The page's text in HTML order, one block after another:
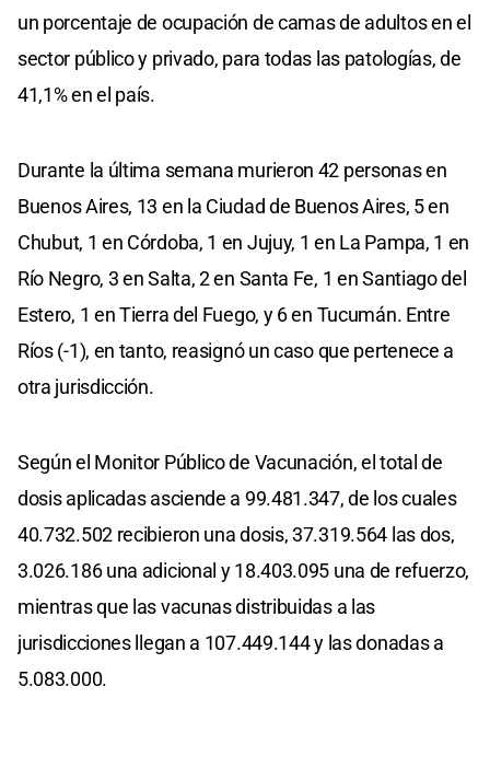
un porcentaje de ocupación de camas de adultos en el
sector público y privado, para todas las patologías, de
41,1% en el país.
Durante la última semana murieron 42 personas en
Buenos Aires, 13 en la Ciudad de Buenos Aires, 5 en
Chubut, 1 en Córdoba, 1 en Jujuy, 1 en La Pampa, 1 en
Río Negro, 3 en Salta, 2 en Santa Fe, 1 en Santiago del
Estero, 1 en Tierra del Fuego, y 6 en Tucumán. Entre
Ríos (-1), en tanto, reasignó un caso que pertenece a
otra jurisdicción.
Según el Monitor Público de Vacunación, el total de
dosis aplicadas asciende a 99.481.347, de los cuales
40.732.502 recibieron una dosis, 37.319.564 las dos,
3.026.186 una adicional y 18.403.095 una de refuerzo,
mientras que las vacunas distribuidas a las
jurisdicciones llegan a 107.449.144 y las donadas a
5.083.000.